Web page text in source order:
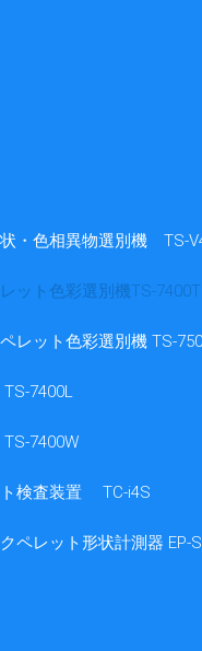
・色相異物選別機 TS-
ット色彩選別機TS-7400T
レット色彩選別機 TS-
7400L
7400W
検査装置 TC-i4S
ペレット形状計測器 EP-